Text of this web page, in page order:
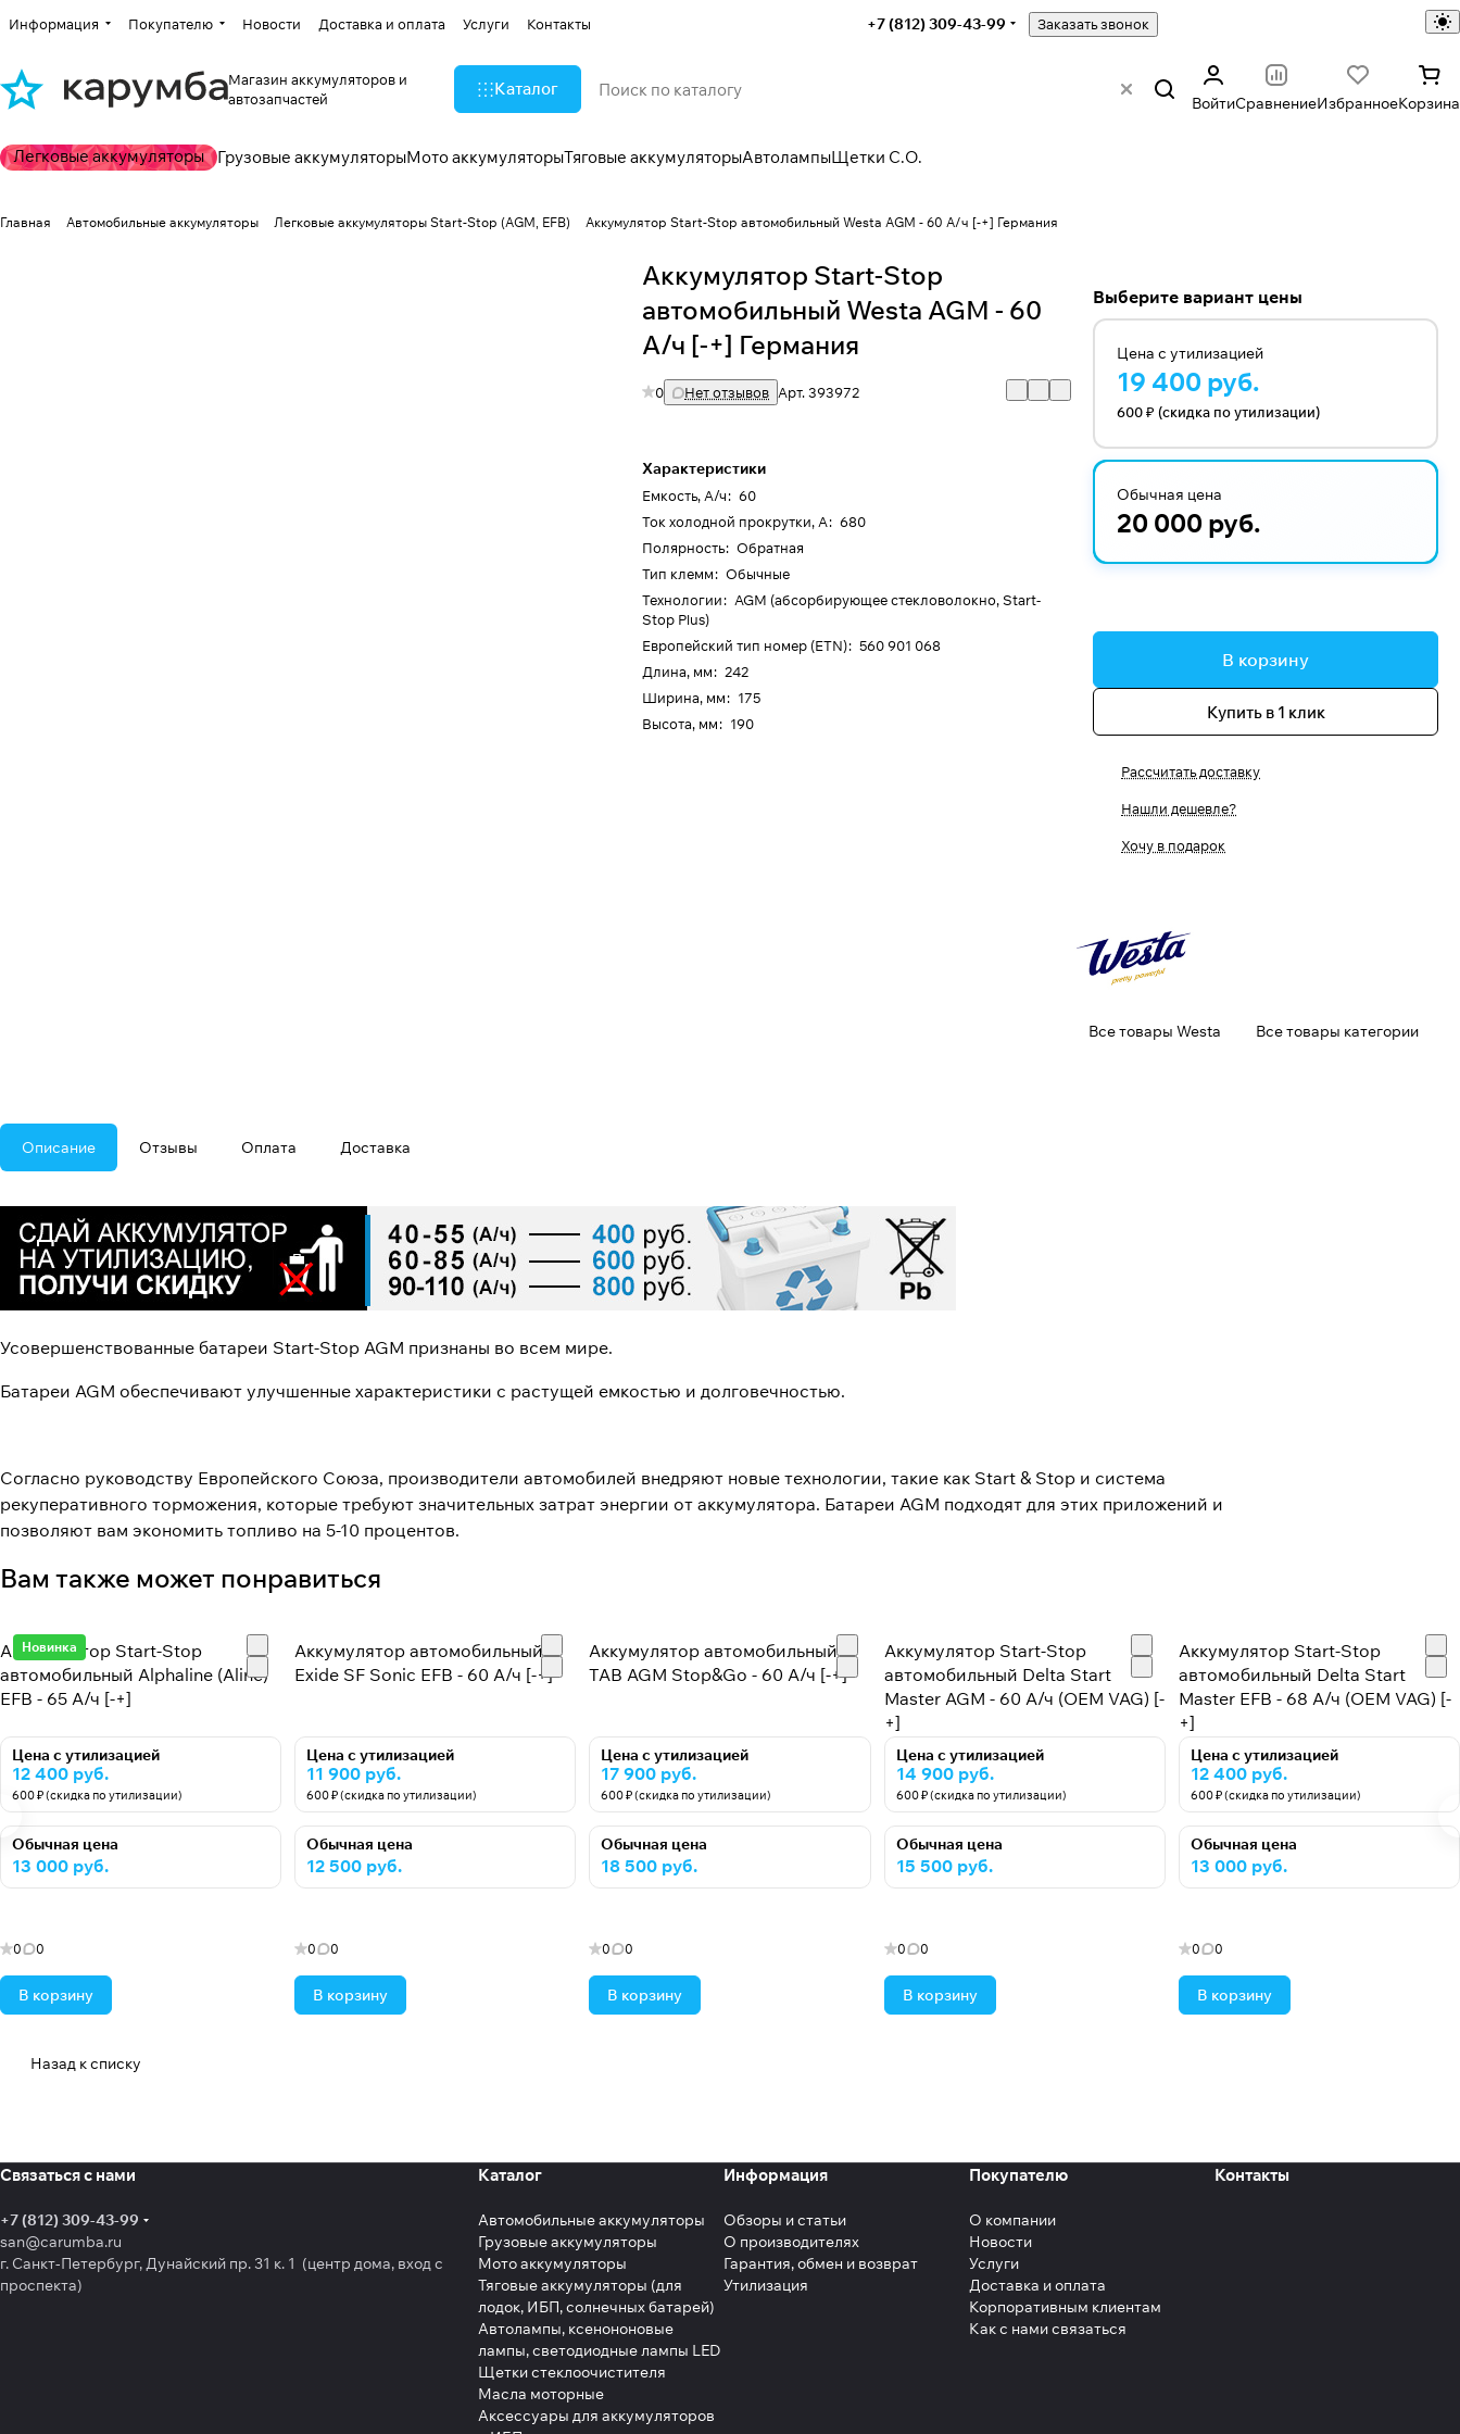
Информация Покупателю Новости Доставка и оплата Услуги Контакты +7 (812) 309-43-99 Заказать звонок
Магазин аккумуляторов и
автозапчастей
Каталог
ВойтиСравнениеИзбранноеКорзина
Легковые аккумуляторы Грузовые аккумуляторыМото аккумуляторыТяговые аккумуляторыАвтолампыЩетки С.О.
Главная Автомобильные аккумуляторы Легковые аккумуляторы Start-Stop (AGM, EFB) Аккумулятор Start-Stop автомобильный Westa AGM - 60 А/ч [-+] Германия
Аккумулятор Start-Stop
автомобильный Westa AGM - 60
А/ч [-+] Германия
0 Нет отзывов Арт.393972
Характеристики
Емкость, А/ч: 60
Ток холодной прокрутки, А: 680
Полярность: Обратная
Тип клемм: Обычные
Технологии: AGM (абсорбирующее стекловолокно, Start-
Stop Plus)
Европейский тип номер (ETN): 560 901 068
Длина, мм: 242
Ширина, мм: 175
Высота, мм: 190
Выберите вариант цены
Цена с утилизацией
19 400 руб.
600 ₽ (скидка по утилизации)
Обычная цена
20 000 руб.
В корзину
Купить в 1 клик
Рассчитать доставку
Нашли дешевле?
Хочу в подарок
Все товары Westa Все товары категории
Описание Отзывы Оплата Доставка
Усовершенствованные батареи Start-Stop AGM признаны во всем мире.
Батареи AGM обеспечивают улучшенные характеристики с растущей емкостью и долговечностью.
Согласно руководству Европейского Союза, производители автомобилей внедряют новые технологии, такие как Start & Stop и система
рекуперативного торможения, которые требуют значительных затрат энергии от аккумулятора. Батареи AGM подходят для этих приложений и
позволяют вам экономить топливо на 5-10 процентов.
Вам также может понравиться
Новинка
Аккумулятор Start-Stop
автомобильный Alphaline (Aline)
EFB - 65 А/ч [-+]
Цена с утилизацией
12 400 руб.
600 ₽ (скидка по утилизации)
Обычная цена
13 000 руб.
0 0
В корзину
Аккумулятор автомобильный
Exide SF Sonic EFB - 60 А/ч [-+]
Цена с утилизацией
11 900 руб.
600 ₽ (скидка по утилизации)
Обычная цена
12 500 руб.
0 0
В корзину
Аккумулятор автомобильный
TAB AGM Stop&Go - 60 А/ч [-+]
Цена с утилизацией
17 900 руб.
600 ₽ (скидка по утилизации)
Обычная цена
18 500 руб.
0 0
В корзину
Аккумулятор Start-Stop
автомобильный Delta Start
Master AGM - 60 А/ч (OEM VAG) [-
+]
Цена с утилизацией
14 900 руб.
600 ₽ (скидка по утилизации)
Обычная цена
15 500 руб.
0 0
В корзину
Аккумулятор Start-Stop
автомобильный Delta Start
Master EFB - 68 А/ч (OEM VAG) [-
+]
Цена с утилизацией
12 400 руб.
600 ₽ (скидка по утилизации)
Обычная цена
13 000 руб.
0 0
В корзину
Назад к списку
Связаться с нами
+7 (812) 309-43-99
san@carumba.ru
г. Санкт-Петербург, Дунайский пр. 31 к. 1 (центр дома, вход с
проспекта)
Каталог
Автомобильные аккумуляторы
Грузовые аккумуляторы
Мото аккумуляторы
Тяговые аккумуляторы (для
лодок, ИБП, солнечных батарей)
Автолампы, ксенононовые
лампы, светодиодные лампы LED
Щетки стеклоочистителя
Масла моторные
Аксессуары для аккумуляторов
Информация
Обзоры и статьи
О производителях
Гарантия, обмен и возврат
Утилизация
Покупателю
О компании
Новости
Услуги
Доставка и оплата
Корпоративным клиентам
Как с нами связаться
Контакты